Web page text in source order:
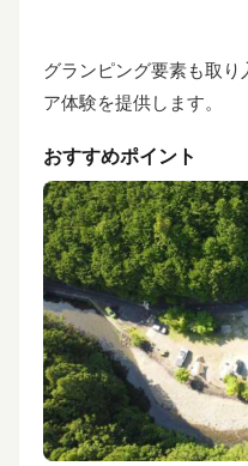
グランピング要素も取り
ア体験を提供します。
おすすめポイント